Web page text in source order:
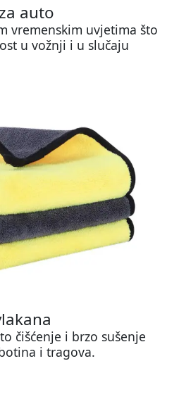
auto
vremenskim uvjetima što
u vožnji i u slučaju
čišćenje i brzo sušenje
i tragova.